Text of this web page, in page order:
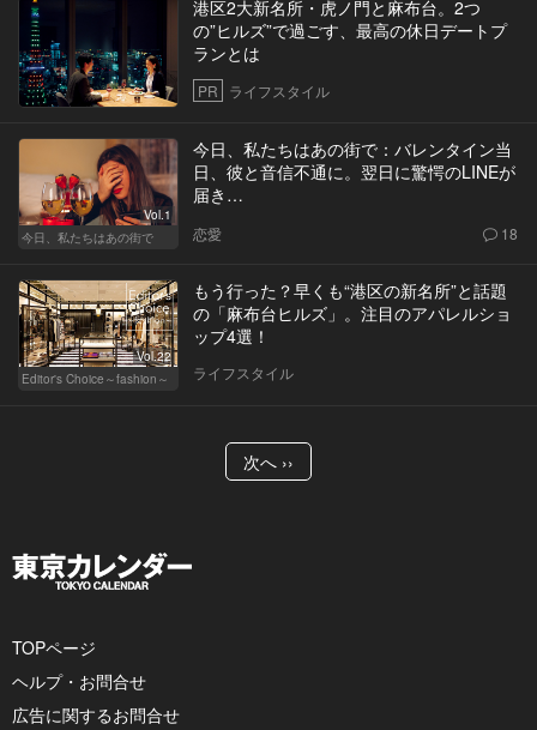
港区2大新名所・虎ノ門と麻布台。2つ
の”ヒルズ”で過ごす、最高の休日デートプ
ランとは
PR ライフスタイル
Vol.1
今日、私たちはあの街で
今日、私たちはあの街で：バレンタイン当
日、彼と音信不通に。翌日に驚愕のLINEが
届き…
恋愛 18
Vol.22
Editor's Choice～fashion～
もう行った？早くも“港区の新名所”と話題
の「麻布台ヒルズ」。注目のアパレルショ
ップ4選！
ライフスタイル
次へ ››
TOPページ
ヘルプ・お問合せ
広告に関するお問合せ